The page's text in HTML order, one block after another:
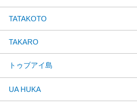
TATAKOTO
TAKARO
トゥブアイ島
UA HUKA